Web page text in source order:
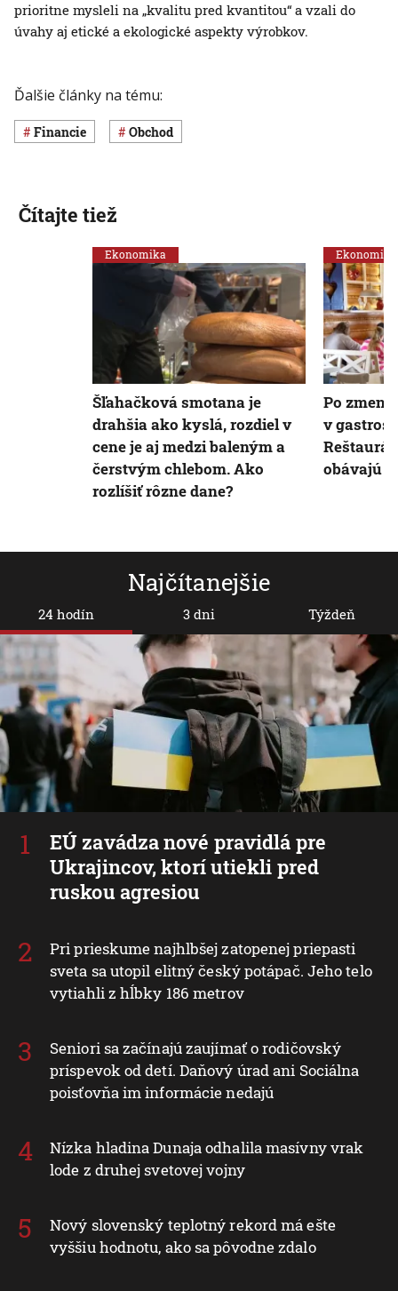
prioritne mysleli na „kvalitu pred kvantitou“ a vzali do
úvahy aj etické a ekologické aspekty výrobkov.
Ďalšie články na tému:
Financie obchod
Najčítanejšie
24 hodín
EÚ zavádza nové pravidlá pre
Ukrajincov, ktorí utiekli pred
ruskou agresiou
Pri prieskume najhlbšej zatopenej priepasti
sveta sa utopil elitný český potápač. Jeho telo
vytiahli z hĺbky 186 metrov
Seniori sa začínajú zaujímať o rodičovský
príspevok od detí. Daňový úrad ani Sociálna
poisťovňa im informácie nedajú
Nízka hladina Dunaja odhalila masívny vrak
lode z druhej svetovej vojny
Nový slovenský teplotný rekord má ešte
vyššiu hodnotu, ako sa pôvodne zdalo
3 dni Týždeň
Čítajte tiež
Ekonomika
Šľahačková smotana je
drahšia ako kyslá, rozdiel v
cene je aj medzi baleným a
čerstvým chlebom. Ako
rozlíšiť rôzne dane?
Ekonomika
Po
v
obávajú